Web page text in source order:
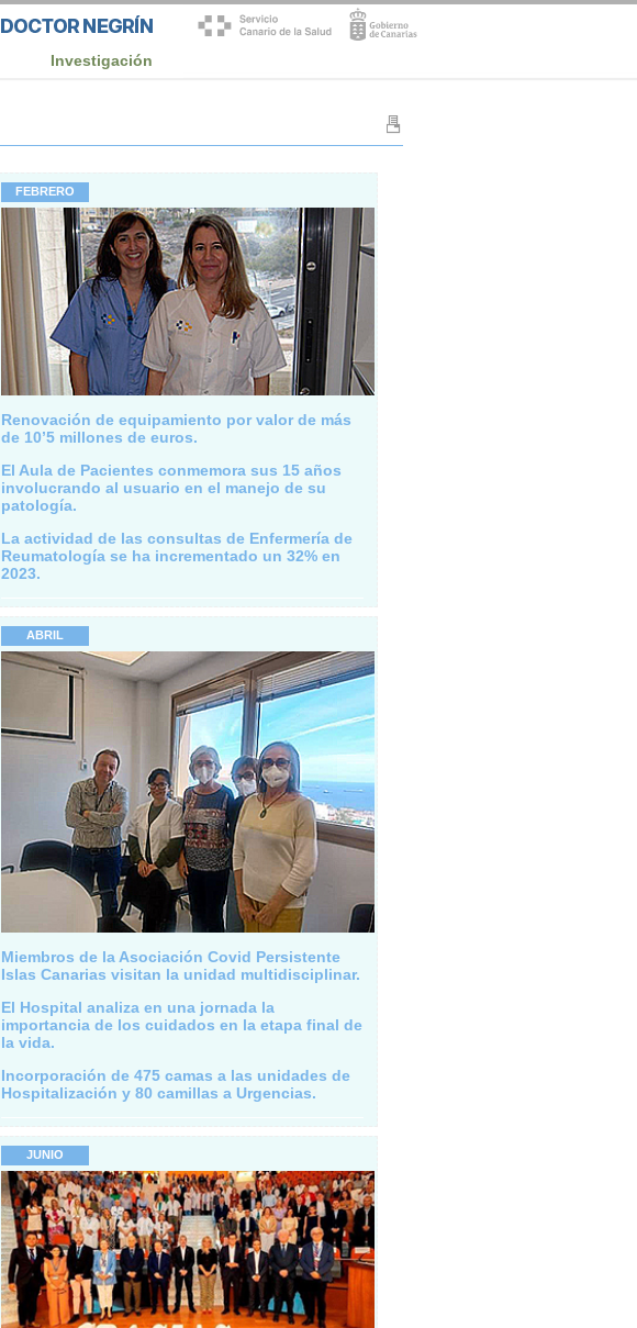
Investigación
FEBRERO
Renovación de equipamiento por valor de más
de 10’5 millones de euros.
El Aula de Pacientes conmemora sus 15 años
involucrando al usuario en el manejo de su
patología.
La actividad de las consultas de Enfermería de
Reumatología se ha incrementado un 32% en
2023.
ABRIL
Miembros de la Asociación Covid Persistente
Islas Canarias visitan la unidad multidisciplinar.
El Hospital analiza en una jornada la
importancia de los cuidados en la etapa final de
la vida.
Incorporación de 475 camas a las unidades de
Hospitalización y 80 camillas a Urgencias.
JUNIO